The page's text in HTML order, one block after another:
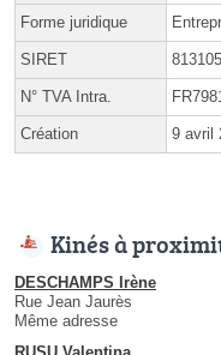
Forme juridique
SIRET
N° TVA Intra.
Création 9 avril
Kinés à
DESCHAMPS Irène
Rue Jean Jaurès
Même adresse